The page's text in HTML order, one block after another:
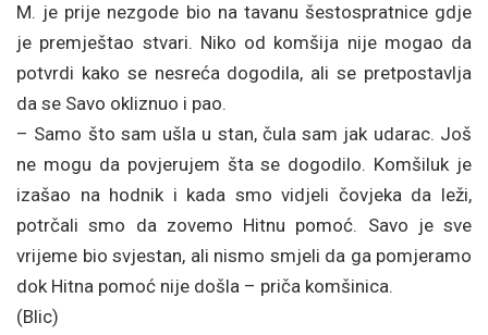
M. je prije nezgode bio na tavanu šestospratnice gdje
je premještao stvari. Niko od komšija nije mogao da
potvrdi kako se nesreća dogodila, ali se pretpostavlja
da se Savo okliznuo i pao.
– Samo što sam ušla u stan, čula sam jak udarac. Još
ne mogu da povjerujem šta se dogodilo. Komšiluk je
izašao na hodnik i kada smo vidjeli čovjeka da leži,
potrčali smo da zovemo Hitnu pomoć. Savo je sve
vrijeme bio svjestan, ali nismo smjeli da ga pomjeramo
dok Hitna pomoć nije došla – priča komšinica.
(Blic)